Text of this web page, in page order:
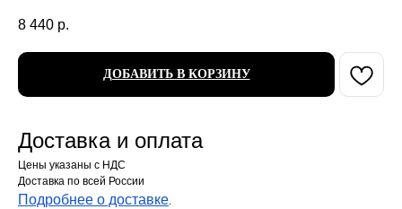
8 440 р.
ДОБАВИТЬ В КОРЗИНУ
Доставка и оплата
Цены указаны с НДС
Доставка по всей России
Подробнее о доставке.